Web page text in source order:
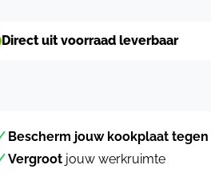
Direct uit voorraad leverbaar
Bescherm jouw kookplaat
Vergrootjouw werkruimte